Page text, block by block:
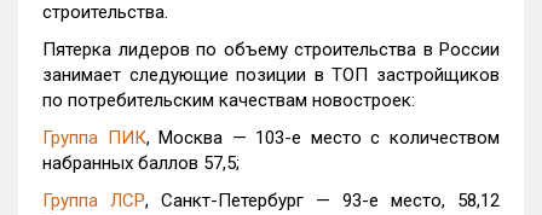
строительства.
Пятерка лидеров по объему строительства в России
занимает следующие позиции в ТОП застройщиков
по потребительским качествам новостроек:
Группа ПИК, Москва — 103-е место с количеством
набранных баллов 57,5;
Группа ЛСР, Санкт-Петербург — 93-е место, 58,12